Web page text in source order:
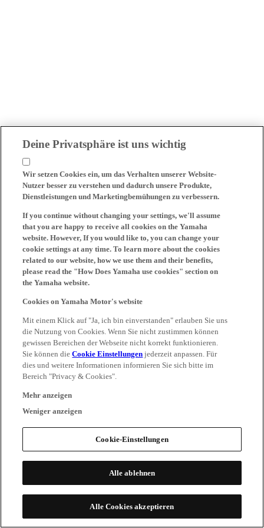
Deine Privatsphäre ist uns wichtig
Wir setzen Cookies ein, um das Verhalten unserer Website-
Nutzer besser zu verstehen und dadurch unsere Produkte,
Dienstleistungen und Marketingbemühungen zu verbessern.
If you continue without changing your settings, we'll assume
that you are happy to receive all cookies on the Yamaha
website. However, If you would like to, you can change your
cookie settings at any time. To learn more about the cookies
related to our website, how we use them and their benefits,
please read the "How Does Yamaha use cookies" section on
the Yamaha website.
Cookies on Yamaha Motor's website
Mit einem Klick auf "Ja, ich bin einverstanden" erlauben Sie uns
die Nutzung von Cookies. Wenn Sie nicht zustimmen können
gewissen Bereichen der Webseite nicht korrekt funktionieren.
Sie können dieCookie Einstellungen jederzeit anpassen. Für
dies und weitere Informationen informieren Sie sich bitte im
Bereich "Privacy & Cookies".
Mehr anzeigen
Weniger anzeigen
Cookie-Einstellungen
Alle ablehnen
Alle Cookies akzeptieren